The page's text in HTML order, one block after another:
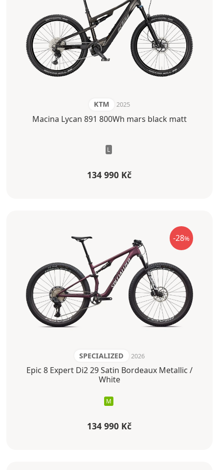
KTM 2025
Macina Lycan 891 800Wh mars black matt
L
134 990 Kč
-28%
SPECIALIZED 2026
Epic 8 Expert Di2 29 Satin Bordeaux Metallic /
White
M
134 990 Kč